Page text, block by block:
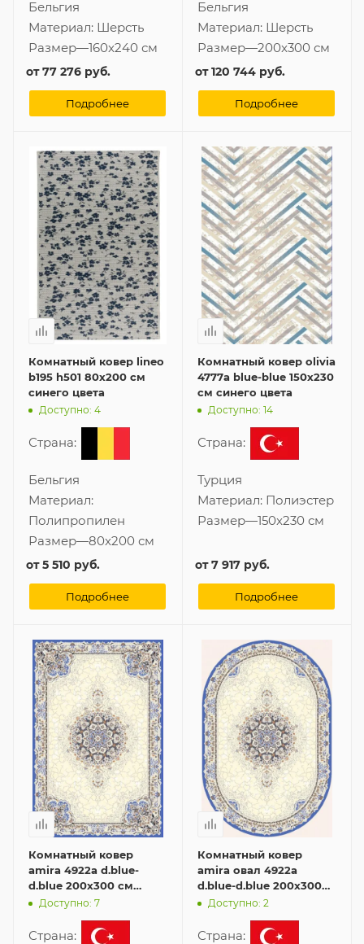
Бельгия
Материал: Шерсть
Размер—160x240 см
от77 276 руб.
Подробнее
Бельгия
Материал: Шерсть
Размер—200x300 см
от120 744 руб.
Подробнее
Комнатный ковер lineo
b195 h501 80x200 см
синего цвета
Доступно: 4
Страна:
Бельгия
Материал:
Полипропилен
Размер—80x200 см
от5 510 руб.
Подробнее
Комнатный ковер olivia
4777a blue-blue 150x230
см синего цвета
Доступно: 14
Страна:
Турция
Материал: Полиэстер
Размер—150x230 см
от7 917 руб.
Подробнее
Комнатный ковер
amira 4922a d.blue-
d.blue 200x300 см
синего цвета
Доступно: 7
Страна:
Комнатный ковер
amira овал 4922a
d.blue-d.blue 200x300
см синего цвета
Доступно: 2
Страна: